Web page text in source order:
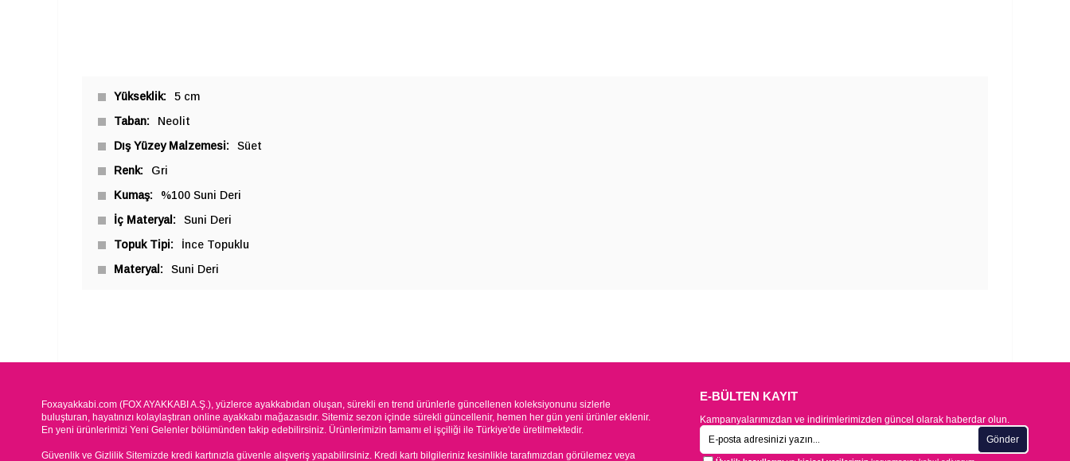
Yükseklik
5 cm
Taban
Neolit
Dış Yüzey Malzemesi
Süet
Renk
Gri
Kumaş
%100 Suni Deri
İç Materyal
Suni Deri
Topuk Tipi
İnce Topuklu
Materyal
Suni Deri
Foxayakkabi.com (FOX AYAKKABI A.Ş.), yüzlerce ayakkabıdan oluşan, sürekli en trend ürünlerle güncellenen koleksiyonunu sizlerle
buluşturan, hayatınızı kolaylaştıran online ayakkabı mağazasıdır. Sitemiz sezon içinde sürekli güncellenir, hemen her gün yeni ürünler eklenir.
En yeni ürünlerimizi Yeni Gelenler bölümünden takip edebilirsiniz. Ürünlerimizin tamamı el işçiliği ile Türkiye'de üretilmektedir.
Güvenlik ve Gizlilik Sitemizde kredi kartınızla güvenle alışveriş yapabilirsiniz. Kredi kartı bilgileriniz kesinlikle tarafımızdan görülemez veya
E-BÜLTEN KAYIT
Kampanyalarımızdan ve indirimlerimizden güncel olarak haberdar olun.
Gönder